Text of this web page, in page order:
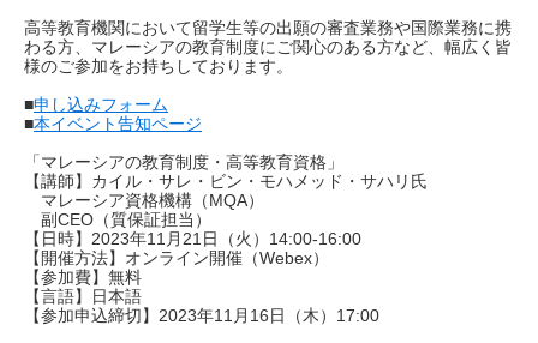
高等教育機関において留学生等の出願の審査業務や国際業務に携
わる方、マレーシアの教育制度にご関心のある方など、幅広く皆
様のご参加をお持ちしております。
■申し込みフォーム
■本イベント告知ページ
「マレーシアの教育制度・高等教育資格」
【講師】カイル・サレ・ビン・モハメッド・サハリ氏
マレーシア資格機構（MQA）
副CEO（質保証担当）
【日時】2023年11月21日（火）14:00-16:00
【開催方法】オンライン開催（Webex）
【参加費】無料
【言語】日本語
【参加申込締切】2023年11月16日（木）17:00